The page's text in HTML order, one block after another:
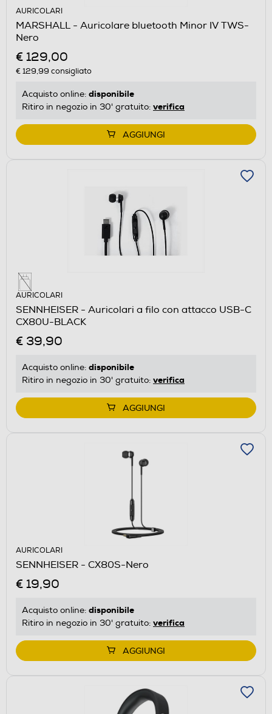
AURICOLARI
MARSHALL - Auricolare bluetooth Minor IV TWS-
Nero
€ 129,00
€ 129,99 consigliato
Acquisto online: disponibile
Ritiro in negozio in 30' gratuito: verifica
AGGIUNGI
AURICOLARI
SENNHEISER - Auricolari a filo con attacco USB-C
CX80U-BLACK
€ 39,90
Acquisto online: disponibile
Ritiro in negozio in 30' gratuito: verifica
AGGIUNGI
AURICOLARI
SENNHEISER - CX80S-Nero
€ 19,90
Acquisto online: disponibile
Ritiro in negozio in 30' gratuito: verifica
AGGIUNGI